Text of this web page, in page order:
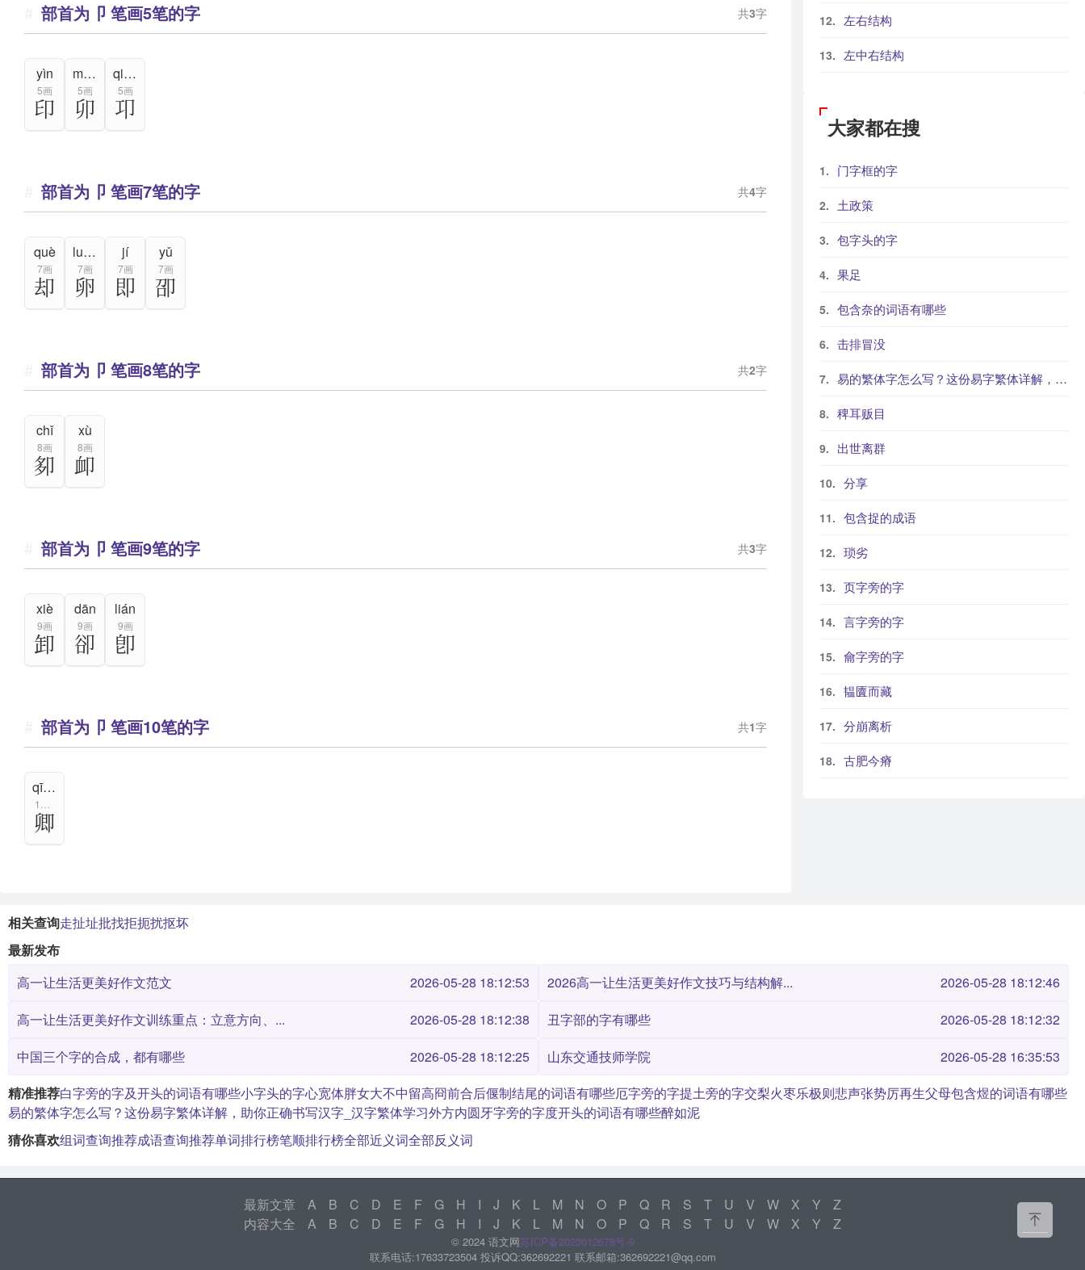
左右结构
左中右结构
部首为卩 笔画5笔的字 共3字
yìn
5画
印
mǎo
5画
卯
qióng
5画
卭
部首为卩 笔画7笔的字 共4字
què
7画
却
luǎn
7画
卵
jí
7画
即
yǔ
7画
卲
部首为卩 笔画8笔的字 共2字
chǐ
8画
卶
xù
8画
卹
部首为卩 笔画9笔的字 共3字
xiè
9画
卸
dān
9画
卻
lián
9画
卽
部首为卩 笔画10笔的字 共1字
qīng
卿
大家都在搜
门字框的字
土政策
包字头的字
果足
包含奈的词语有哪些
击排冒没
易的繁体字怎么写？这份易字繁体详解，助你正确书写汉字_汉字繁体学习
稗耳贩目
出世离群
分享
包含捉的成语
琐劣
页字旁的字
言字旁的字
龠字旁的字
韫匵而藏
分崩离析
古肥今瘠
相关查询走扯址批找拒扼扰抠坏
最新发布
高一让生活更美好作文范文
2026-05-28 18:12:53 2026高一让生活更美好作文技巧与结构解...
2026-05-28 18:12:46
高一让生活更美好作文训练重点：立意方向、...
2026-05-28 18:12:38 丑字部的字有哪些
2026-05-28 18:12:32
中国三个字的合成，都有哪些
2026-05-28 18:12:25 山东交通技师学院
2026-05-28 16:35:53
精准推荐白字旁的字及开头的词语有哪些小字头的字心宽体胖女大不中留高冏前合后偃制结尾的词语有哪些厄字旁的字提土旁的字交梨火枣乐极则悲声张势厉再生父母包含煜的词语有哪些
易的繁体字怎么写？这份易字繁体详解，助你正确书写汉字_汉字繁体学习外方内圆牙字旁的字度开头的词语有哪些醉如泥
猜你喜欢组词查询推荐成语查询推荐单词排行榜笔顺排行榜全部近义词全部反义词
最新文章 A B C D E F G H I J K L M N O P Q R S T U V W X Y
Z
内容大全
A B C D E F G H I J K L M N O P Q R S T U V W X Y Z
© 2024 语文网苏ICP备2023012678号-9
联系电话:17633723504 投诉QQ:362692221 联系邮箱:362692221@qq.com